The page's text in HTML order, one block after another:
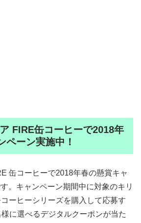
FIRE缶コーヒーで2018年
ペーン実施中！
缶コーヒーで2018年春の懸賞キャ
。キャンペーン期間中に対象のキリ
ーヒーシリーズを購入して応募す
に選べるデジタルクーポンが当た